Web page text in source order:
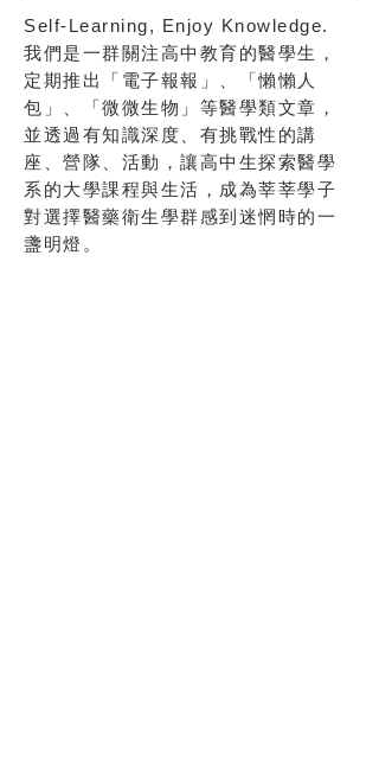
Self-Learning, Enjoy Knowledge.
我們是一群關注高中教育的醫學生，
定期推出「電子報報」、「懶懶人
包」、「微微生物」等醫學類文章，
並透過有知識深度、有挑戰性的講
座、營隊、活動，讓高中生探索醫學
系的大學課程與生活，成為莘莘學子
對選擇醫藥衛生學群感到迷惘時的一
盞明燈。